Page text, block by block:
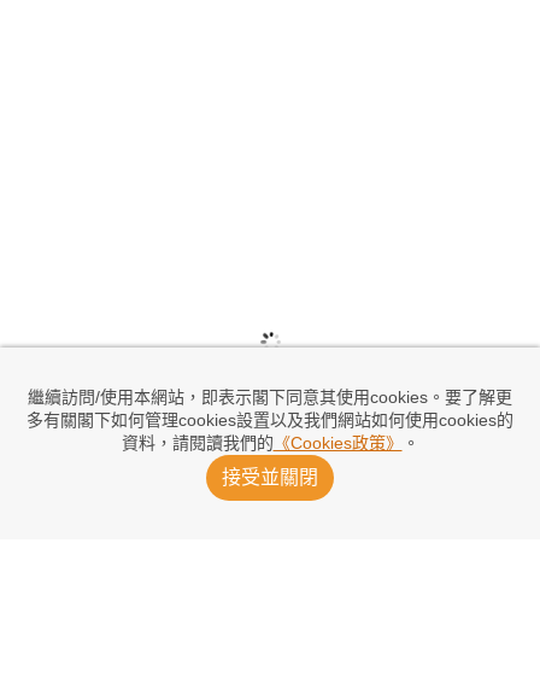
繼續訪問/使用本網站，即表示閣下同意其使用cookies。要了解更
多有關閣下如何管理cookies設置以及我們網站如何使用cookies的
資料，請閱讀我們的 《Cookies政策》 。
接受並關閉